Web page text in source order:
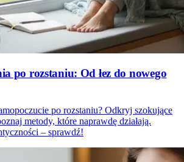
po rozstaniu: Od łez do nowego
po rozstaniu? Odkryj szokujące
metody, które naprawdę działają.
– sprawdź!